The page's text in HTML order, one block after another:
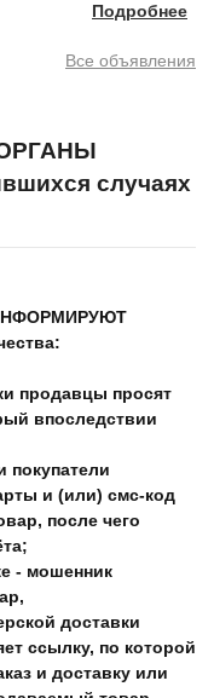
Подробнее
Все объявления
случаях
продавцы просят
впоследствии
покупатели
и (или) смс-код
после чего
- мошенник
доставки
ссылку, по которой
и доставку или